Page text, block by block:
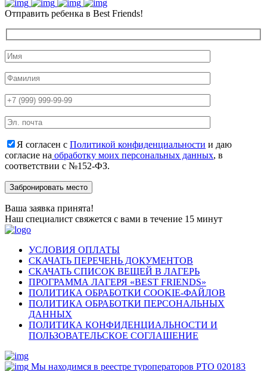
Отправить ребенка в Best Friends!
Я согласен с Политикой конфиденциальности и даю
согласие на обработку моих персональных данных, в
соответствии с №152-ФЗ.
Ваша заявка принята!
Наш специалист свяжется с вами в течение 15 минут
УСЛОВИЯ ОПЛАТЫ
СКАЧАТЬ ПЕРЕЧЕНЬ ДОКУМЕНТОВ
СКАЧАТЬ СПИСОК ВЕЩЕЙ В ЛАГЕРЬ
ПРОГРАММА ЛАГЕРЯ «BEST FRIENDS»
ПОЛИТИКА ОБРАБОТКИ COOKIE-ФАЙЛОВ
ПОЛИТИКА ОБРАБОТКИ ПЕРСОНАЛЬНЫХ
ДАННЫХ
ПОЛИТИКА КОНФИДЕНЦИАЛЬНОСТИ И
ПОЛЬЗОВАТЕЛЬСКОЕ СОГЛАШЕНИЕ
Мы находимся в реестре туроператоров РТО 020183